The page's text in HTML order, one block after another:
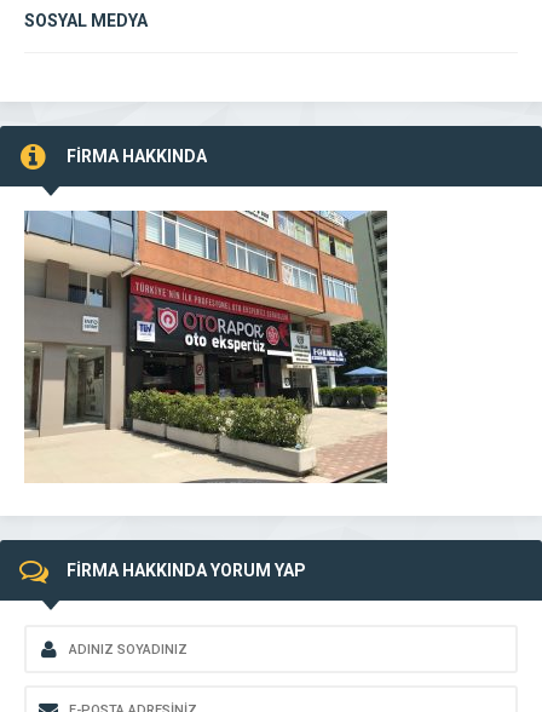
SOSYAL MEDYA
FİRMA HAKKINDA
FİRMA HAKKINDA YORUM YAP